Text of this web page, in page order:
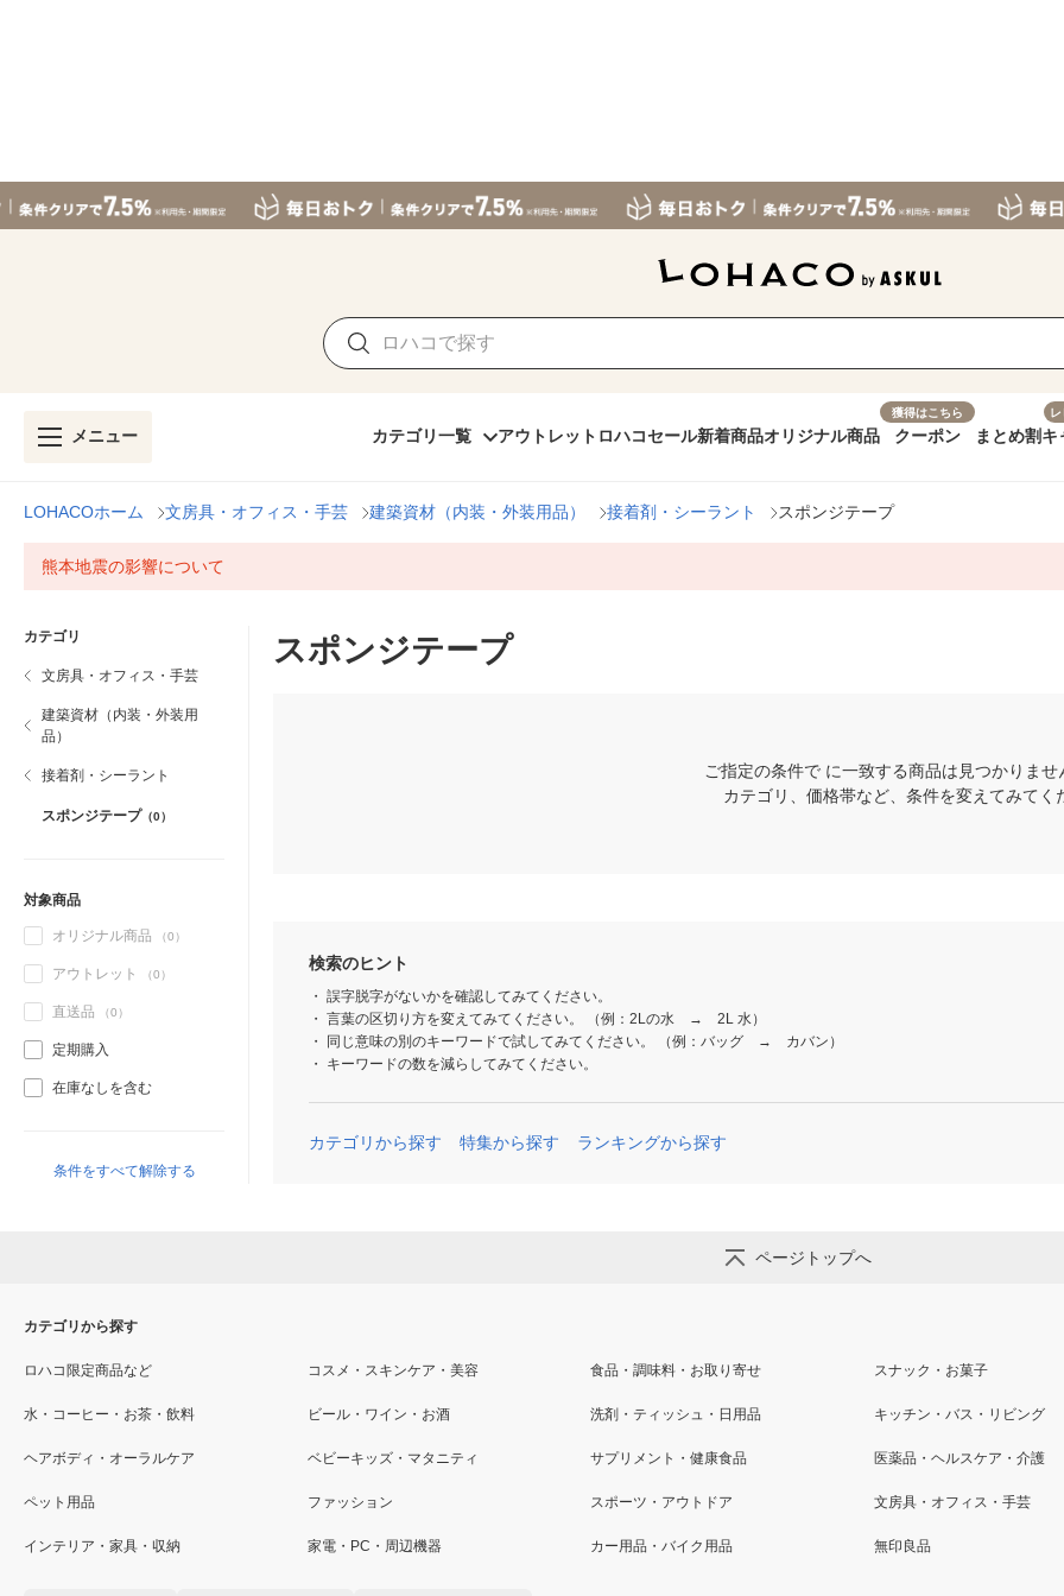
メニュー カテゴリ一覧 アウトレット ロハコセール新着商品オリジナル商品
獲得はこちら
クーポン まとめ割キ
LOHACOホーム 文房具・オフィス・手芸 建築資材（内装・外装用品） 接着剤・シーラント スポンジテープ
熊本地震の影響について
カテゴリ
文房具・オフィス・手芸
建築資材（内装・外装用
品）
接着剤・シーラント
スポンジテープ （0）
対象商品
オリジナル商品 （0）
アウトレット （0）
直送品 （0）
定期購入
在庫なしを含む
条件をすべて解除する
スポンジテープ
ご指定の条件で に一致する商品は見つかりませ
カテゴリ、価格帯など、条件を変えてみてく
検索のヒント
誤字脱字がないかを確認してみてください。
言葉の区切り方を変えてみてください。 （例：2Lの水 → 2L 水）
同じ意味の別のキーワードで試してみてください。 （例：バッグ → カバン）
キーワードの数を減らしてみてください。
カテゴリから探す 特集から探す ランキングから探す
ページトップへ
カテゴリから探す
ロハコ限定商品など コスメ・スキンケア・美容 食品・調味料・お取り寄せ スナック・お菓子
水・コーヒー・お茶・飲料 ビール・ワイン・お酒 洗剤・ティッシュ・日用品 キッチン・バス・リビング
ヘアボディ・オーラルケア ベビーキッズ・マタニティ サプリメント・健康食品 医薬品・ヘルスケア・介護
ペット用品 ファッション スポーツ・アウトドア 文房具・オフィス・手芸
インテリア・家具・収納 家電・PC・周辺機器 カー用品・バイク用品 無印良品